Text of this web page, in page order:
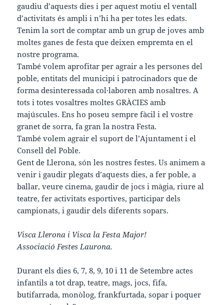
gaudiu d’aquests dies i per aquest motiu el ventall
d’activitats és ampli i n’hi ha per totes les edats.
Tenim la sort de comptar amb un grup de joves amb
moltes ganes de festa que deixen empremta en el
nostre programa.
També volem aprofitar per agrair a les persones del
poble, entitats del municipi i patrocinadors que de
forma desinteressada col·laboren amb nosaltres. A
tots i totes vosaltres moltes GRÀCIES amb
majúscules. Ens ho poseu sempre fàcil i el vostre
granet de sorra, fa gran la nostra Festa.
També volem agrair el suport de l’Ajuntament i el
Consell del Poble.
Gent de Llerona, són les nostres festes. Us animem a
venir i gaudir plegats d’aquests dies, a fer poble, a
ballar, veure cinema, gaudir de jocs i màgia, riure al
teatre, fer activitats esportives, participar dels
campionats, i gaudir dels diferents sopars.
Visca Llerona i Visca la Festa Major!
Associació Festes Laurona.
Durant els dies 6, 7, 8, 9, 10 i 11 de Setembre actes
infantils a tot drap, teatre, mags, jocs, fifa,
butifarrada, monòlog, frankfurtada, sopar i poquer